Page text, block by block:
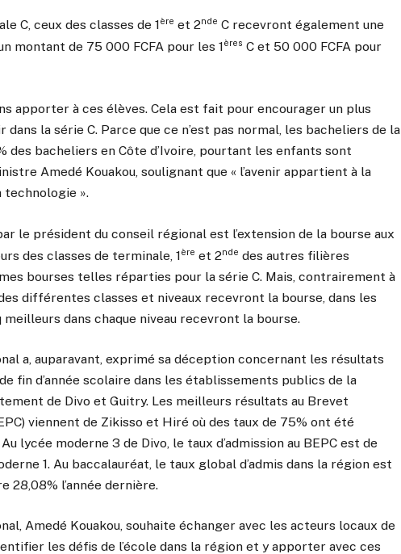
C, ceux des classes de 1ère et 2nde C recevront également une
montant de 75 000 FCFA pour les 1ères C et 50 000 FCFA pour
apporter à ces élèves. Cela est fait pour encourager un plus
dans la série C. Parce que ce n’est pas normal, les bacheliers de la
des bacheliers en Côte d’Ivoire, pourtant les enfants sont
Amedé Kouakou, soulignant que « l’avenir appartient à la
technologie ».
le président du conseil régional est l’extension de la bourse aux
des classes de terminale, 1ère et 2nde des autres filières
bourses telles réparties pour la série C. Mais, contrairement à
différentes classes et niveaux recevront la bourse, dans les
dans chaque niveau recevront la bourse.
a, auparavant, exprimé sa déception concernant les résultats
fin d’année scolaire dans les établissements publics de la
de Divo et Guitry. Les meilleurs résultats au Brevet
viennent de Zikisso et Hiré où des taux de 75% ont été
lycée moderne 3 de Divo, le taux d’admission au BEPC est de
1. Au baccalauréat, le taux global d’admis dans la région est
28,08% l’année dernière.
Amedé Kouakou, souhaite échanger avec les acteurs locaux de
les défis de l’école dans la région et y apporter avec ces